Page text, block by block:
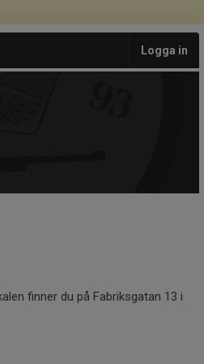
Logga in
finner du på Fabriksgatan 13 i